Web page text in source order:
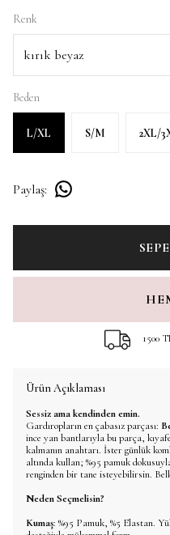
Renk
Beden
L/XL S/M 2XL/
Paylaş:
1500
Ürün Açıklaması
Sessiz ama kendinden emin.
Gardıropların en çabasız parçası:
ince yan bantlarıyla bu parça,
kalmanın anahtarı. İster günlük
altında kullan; %95 pamuk
renginden bir tane isteyebilirsin.
Neden Seçmelisin?
Kumaş: %95 Pamuk, %5 Elastan.